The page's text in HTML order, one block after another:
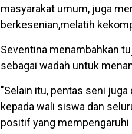
masyarakat umum, juga
berkesenian,melatih
Seventina menambahkan
sebagai wadah untuk
"Selain itu, pentas seni
kepada wali siswa dan
positif yang